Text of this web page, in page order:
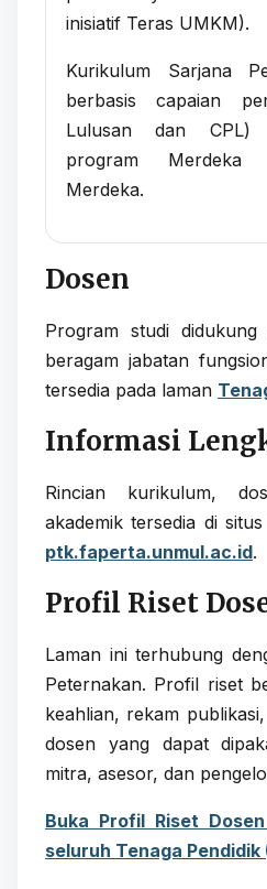
inisiatif Teras UMKM).
Kurikulum Sarjana
berbasis capaian
Lulusan dan CPL)
program Merdeka
Merdeka.
Dosen
Program studi
beragam jabatan
tersedia pada laman
Informasi
Rincian kurikulum,
akademik tersedia di
ptk.faperta.unmul.ac.id.
Profil Riset
Laman ini terhubung
Peternakan. Profil riset
keahlian, rekam
dosen yang dapat
mitra, asesor, dan
Buka Profil Riset
seluruh Tenaga Pendidik